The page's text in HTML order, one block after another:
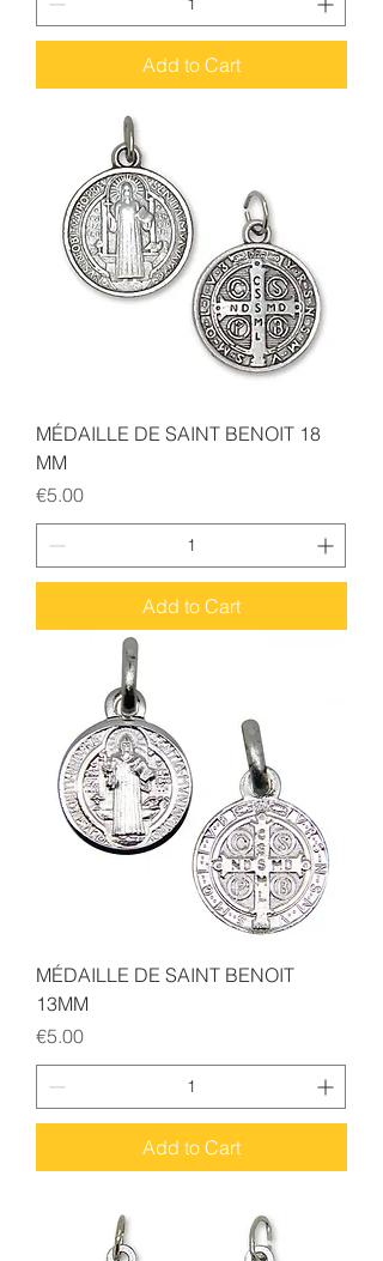
Add to Cart
MÉDAILLE DE SAINT BENOIT 18
MM
Price
€5.00
Add to Cart
MÉDAILLE DE SAINT BENOIT
13MM
Price
€5.00
Add to Cart